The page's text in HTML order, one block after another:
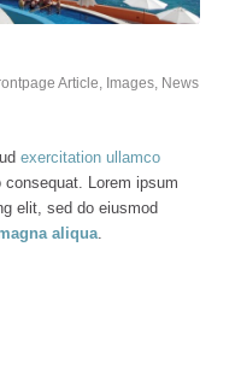
Article, Images, News
exercitation ullamco
Lorem ipsum
elit, sed do eiusmod
aliqua.